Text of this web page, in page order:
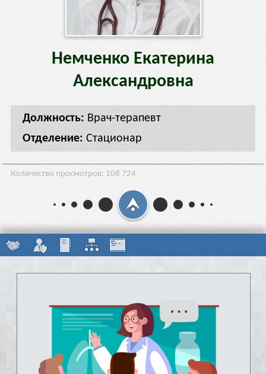
НемченкоЕкатерина
Александровна
Врач-терапевт
Стационар
Количество просмотров: 108 724